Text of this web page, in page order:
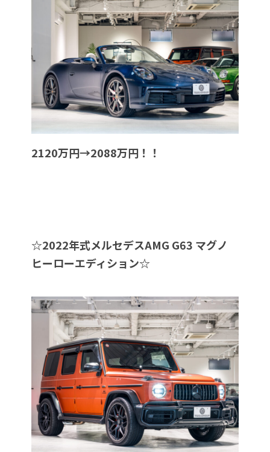
2120万円→2088万円！！
☆2022年式メルセデスAMG G63 マグノ
ヒーローエディション☆